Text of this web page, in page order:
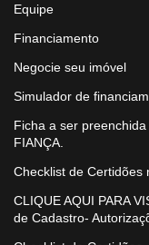
Equipe
Financiamento
Negocie seu imóvel
Simulador de
Ficha a ser
FIANÇA.
Checklist de Certidões
CLIQUE AQUI PARA
de Cadastro-